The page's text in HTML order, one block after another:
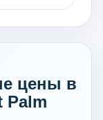
цены в
Palm